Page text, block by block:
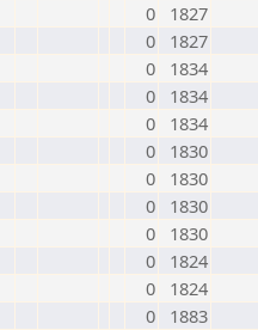
0
1827
0
1827
0
1834
0
1834
0
1834
0
1830
0
1830
0
1830
0
1830
0
1824
0
1824
0
1883